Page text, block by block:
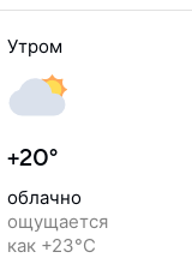
Утром
+20°
облачно
ощущается
как +23°C